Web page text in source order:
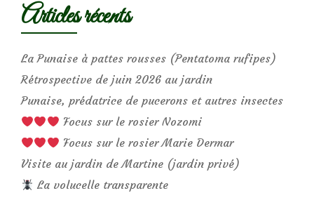
Articles récents
La Punaise à pattes rousses (Pentatoma rufipes)
Rétrospective de juin 2026 au jardin
Punaise, prédatrice de pucerons et autres insectes
Focus sur le rosier Nozomi
Focus sur le rosier Marie Dermar
Visite au jardin de Martine (jardin privé)
La volucelle transparente